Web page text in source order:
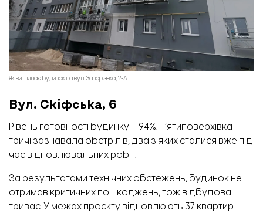
Як виглядає будинок на вул. Запорізька, 2-А.
Вул. Скіфська, 6
Рівень готовності будинку – 94%. П’ятиповерхівка
тричі зазнавала обстрілів, два з яких сталися вже під
час відновлювальних робіт.
За результатами технічних обстежень, будинок не
отримав критичних пошкоджень, тож відбудова
триває. У межах проєкту відновлюють 37 квартир.